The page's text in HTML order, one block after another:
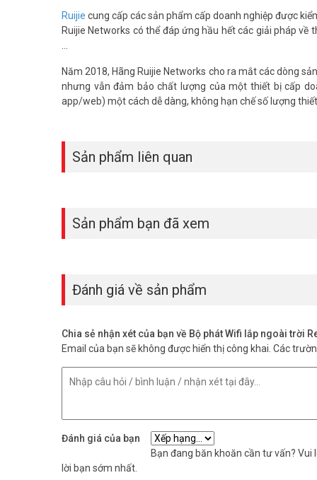
Ruijie cung cấp các sản phẩm cấp doanh nghiệp được
Ruijie Networks có thể đáp ứng hầu hết các giải pháp về
Năm 2018, Hãng Ruijie Networks cho ra mắt các dòng
nhưng vẫn đảm bảo chất lượng của một thiết bị cấp
app/web) một cách dễ dàng, không hạn chế số lượng
Sản phẩm liên quan
Sản phẩm bạn đã xem
Đánh giá về sản phẩm
Chia sẻ nhận xét của bạn về Bộ phát Wifi lắp ngoài trời
Email của bạn sẽ không được hiển thị công khai. Các
Đánh giá của bạn
Bạn đang băn khoăn cần tư vấn? Vui
lời bạn sớm nhất.